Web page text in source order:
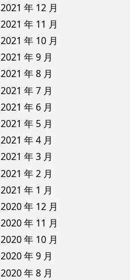
2021 年 12 月
2021 年 11 月
2021 年 10 月
2021 年 9 月
2021 年 8 月
2021 年 7 月
2021 年 6 月
2021 年 5 月
2021 年 4 月
2021 年 3 月
2021 年 2 月
2021 年 1 月
2020 年 12 月
2020 年 11 月
2020 年 10 月
2020 年 9 月
2020 年 8 月